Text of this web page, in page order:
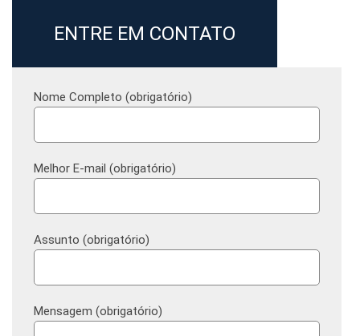
ENTRE EM CONTATO
Nome Completo (obrigatório)
Melhor E-mail (obrigatório)
Assunto (obrigatório)
Mensagem (obrigatório)